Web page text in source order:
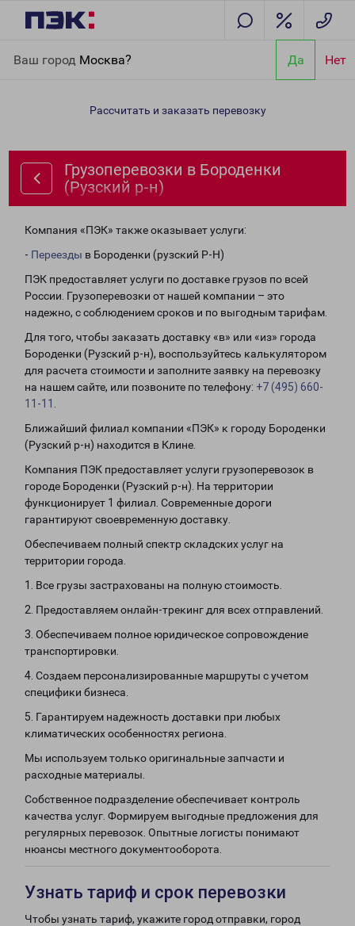
Ваш город Москва? Да Нет
р-н)
Рассчитать и заказать перевозку
Грузоперевозки в Бороденки
(Рузский р-н)
Компания «ПЭК» также оказывает услуги:
- Переезды в Бороденки (рузский Р-Н)
ПЭК предоставляет услуги по доставке грузов по всей
России. Грузоперевозки от нашей компании – это
надежно, с соблюдением сроков и по выгодным тарифам.
Для того, чтобы заказать доставку «в» или «из» города
Бороденки (Рузский р-н), воспользуйтесь калькулятором
для расчета стоимости и заполните заявку на перевозку
на нашем сайте, или позвоните по телефону: +7 (495) 660-
11-11
Ближайший филиал компании «ПЭК» к городу Бороденки
(Рузский р-н) находится в Клине.
Компания ПЭК предоставляет услуги грузоперевозок в
городе Бороденки (Рузский р-н). На территории
функционирует 1 филиал. Современные дороги
гарантируют своевременную доставку.
Обеспечиваем полный спектр складских услуг на
территории города.
1. Все грузы застрахованы на полную стоимость.
2. Предоставляем онлайн-трекинг для всех отправлений.
3. Обеспечиваем полное юридическое сопровождение
транспортировки.
4. Создаем персонализированные маршруты с учетом
специфики бизнеса.
5. Гарантируем надежность доставки при любых
климатических особенностях региона.
Мы используем только оригинальные запчасти и
расходные материалы.
Собственное подразделение обеспечивает контроль
качества услуг. Формируем выгодные предложения для
регулярных перевозок. Опытные логисты понимают
нюансы местного документооборота.
Узнать тариф и срок перевозки
Чтобы узнать тариф, укажите город отправки, город